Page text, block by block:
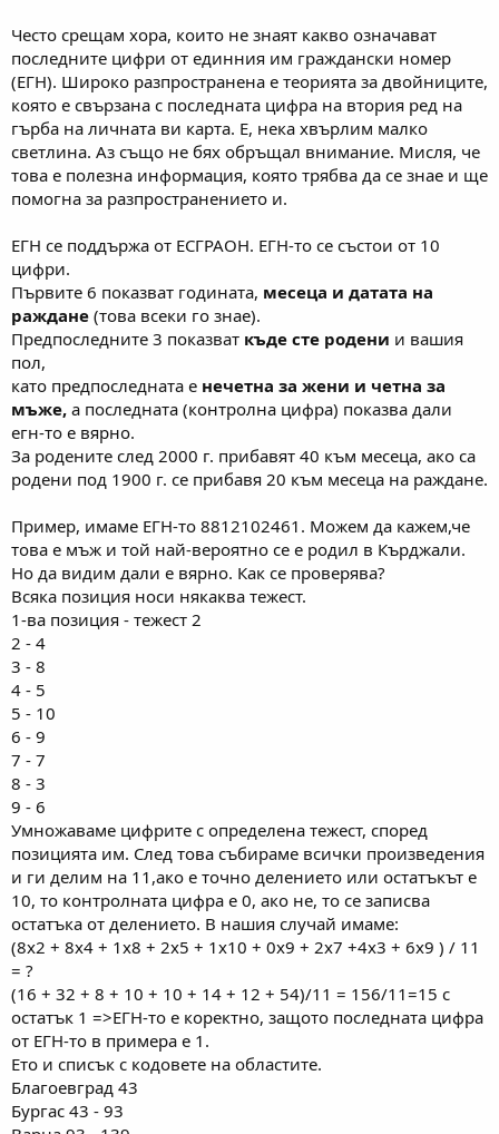
Често срещам хора, които не знаят какво означават
последните цифри от единния им граждански номер
(ЕГН). Широко разпространена е теорията за двойниците,
която е свързана с последната цифра на втория ред на
гърба на личната ви карта. Е, нека хвърлим малко
светлина. Аз също не бях обръщал внимание. Мисля, че
това е полезна информация, която трябва да се знае и ще
помогна за разпространението и.
ЕГН се поддържа от ЕСГРАОН. ЕГН-то се състои от 10
цифри.
Първите 6 показват годината, месеца и датата на
раждане (това всеки го знае).
Предпоследните 3 показват къде сте родени и вашия
пол,
като предпоследната е нечетна за жени и четна за
мъже, а последната (контролна цифра) показва дали
егн-то е вярно.
За родените след 2000 г. прибавят 40 към месеца, ако са
родени под 1900 г. се прибавя 20 към месеца на раждане.
Пример, имаме ЕГН-то 8812102461. Можем да кажем,че
това е мъж и той най-вероятно се е родил в Кърджали.
Но да видим дали е вярно. Как се проверява?
Всяка позиция носи някаква тежест.
1-ва позиция - тежест 2
2 - 4
3 - 8
4 - 5
5 - 10
6 - 9
7 - 7
8 - 3
9 - 6
Умножаваме цифрите с определена тежест, според
позицията им. След това събираме всички произведения
и ги делим на 11,ако е точно делението или остатъкът е
10, то контролната цифра е 0, ако не, то се записва
остатъка от делението. В нашия случай имаме:
(8x2 + 8x4 + 1x8 + 2x5 + 1x10 + 0x9 + 2x7 +4x3 + 6x9 ) / 11
= ?
(16 + 32 + 8 + 10 + 10 + 14 + 12 + 54)/11 = 156/11=15 с
остатък 1 =>ЕГН-то е коректно, защото последната цифра
от ЕГН-то в примера e 1.
Ето и списък с кодовете на областите.
Благоевград 43
Бургас 43 - 93